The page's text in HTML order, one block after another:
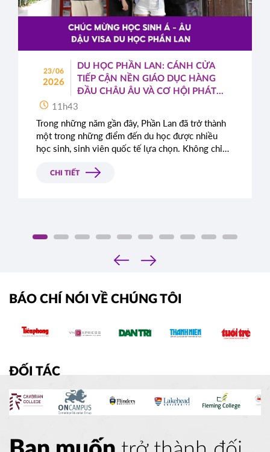
23/06
2026
DU HỌC PHẦN LAN: CÁNH CỬA
TIẾP CẬN NỀN GIÁO DỤC HÀNG
ĐẦU CHÂU ÂU VÀ CƠ HỘI PHÁT
TRIỂN TOÀN CẦU
11h43
Trong những năm gần đây, Phần Lan đã trở thành
một trong những điểm đến du học được nhiều
học sinh, sinh viên quốc tế lựa chọn. Không chỉ
quốc gia Bắc Âu này còn được đánh giá cao nhờ
CHI TIẾT
‹
›
BÁO CHÍ NÓI VỀ CHÚNG TÔI
ĐỐI TÁC